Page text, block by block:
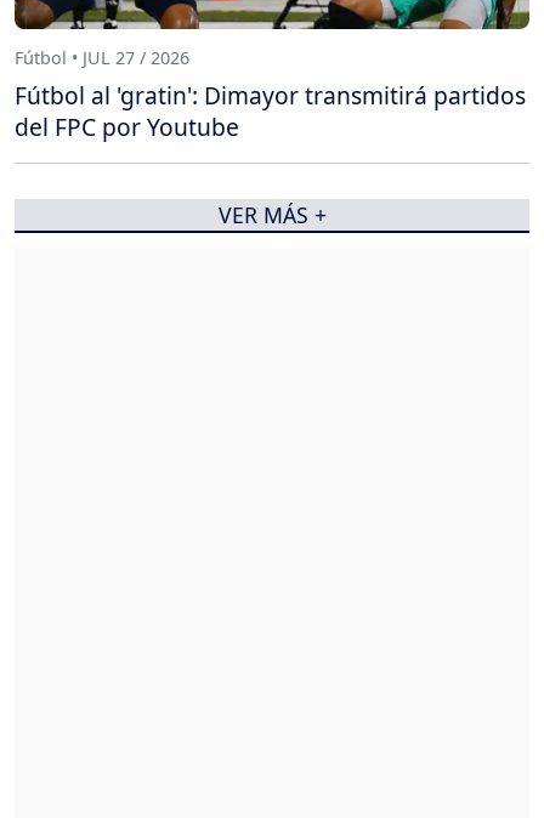
Fútbol • JUL 27 / 2026
Fútbol al 'gratin': Dimayor transmitirá partidos
del FPC por Youtube
VER MÁS +